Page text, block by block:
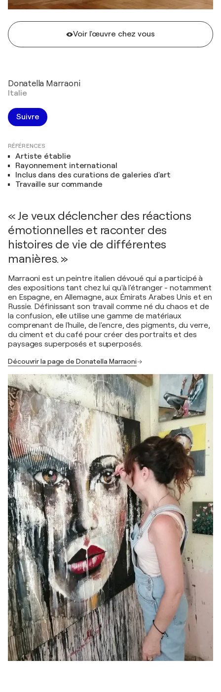
Voir l'œuvre chez vous
Donatella Marraoni
Italie
Suivre
RÉFÉRENCES
Artiste établie
Rayonnement international
Inclus dans des curations de galeries d'art
Travaille sur commande
« Je veux déclencher des réactions
émotionnelles et raconter des
histoires de vie de différentes
manières. »
Marraoni est un peintre italien dévoué qui a participé à
des expositions tant chez lui qu'à l'étranger - notamment
en Espagne, en Allemagne, aux Émirats Arabes Unis et en
Russie. Définissant son travail comme né du chaos et de
la confusion, elle utilise une gamme de matériaux
comprenant de l'huile, de l'encre, des pigments, du verre,
du ciment et du café pour créer des portraits et des
paysages superposés et superposés.
Découvrir la page de Donatella Marraoni